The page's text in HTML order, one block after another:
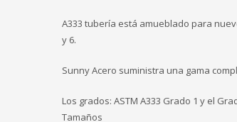
A333 tubería está amueblado para
y 6.
Sunny Acero suministra una gama
Los grados: ASTM A333 Grado 1 y el
Tamaños